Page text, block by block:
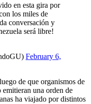
en esta gira por
los miles de
conversación y
será libre!
February 6,
de que organismos de
una orden de
ha viajado por distintos